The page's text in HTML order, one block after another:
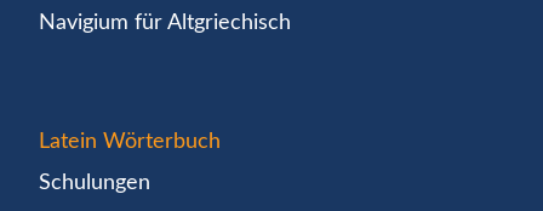
Navigium für Altgriechisch
Latein Wörterbuch
Schulungen